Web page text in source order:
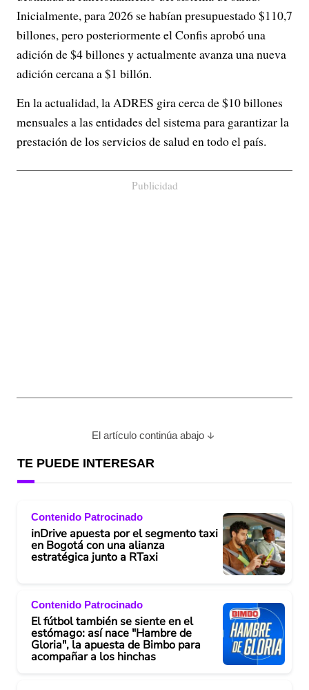
Inicialmente, para 2026 se habían presupuestado $110,7
billones, pero posteriormente el Confis aprobó una
adición de $4 billones y actualmente avanza una nueva
adición cercana a $1 billón.
En la actualidad, la ADRES gira cerca de $10 billones
mensuales a las entidades del sistema para garantizar la
prestación de los servicios de salud en todo el país.
Publicidad
El artículo continúa abajo
TE PUEDE INTERESAR
Contenido Patrocinado
inDrive apuesta por el segmento taxi
en Bogotá con una alianza
estratégica junto a RTaxi
Contenido Patrocinado
El fútbol también se siente en el
estómago: así nace "Hambre de
Gloria", la apuesta de Bimbo para
acompañar a los hinchas